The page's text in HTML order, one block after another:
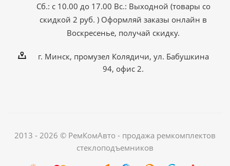
Сб.: с 10.00 до 17.00 Вс.: Выходной (товары со
скидкой 2 руб. ) Оформляй заказы онлайн в
Воскресенье, получай скидку.
г. Минск, промузел Колядичи, ул. Бабушкина
94, офис 2.
2013 - 2026 © РемКомАвто - продажа ремкомплектов
стеклоподъемников